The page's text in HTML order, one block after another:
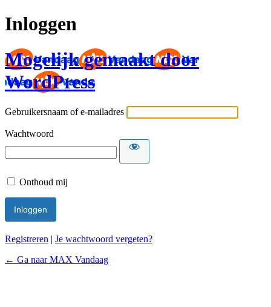
Inloggen
Mogelijk gemaakt door
WordPress
Gebruikersnaam of e-mailadres
Wachtwoord
Onthoud mij
Registreren | Je wachtwoord vergeten?
← Ga naar MAX Vandaag